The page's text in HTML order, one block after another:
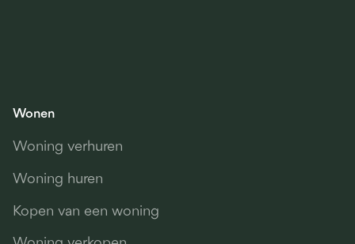
Wonen
Woning verhuren
Woning huren
Kopen van een woning